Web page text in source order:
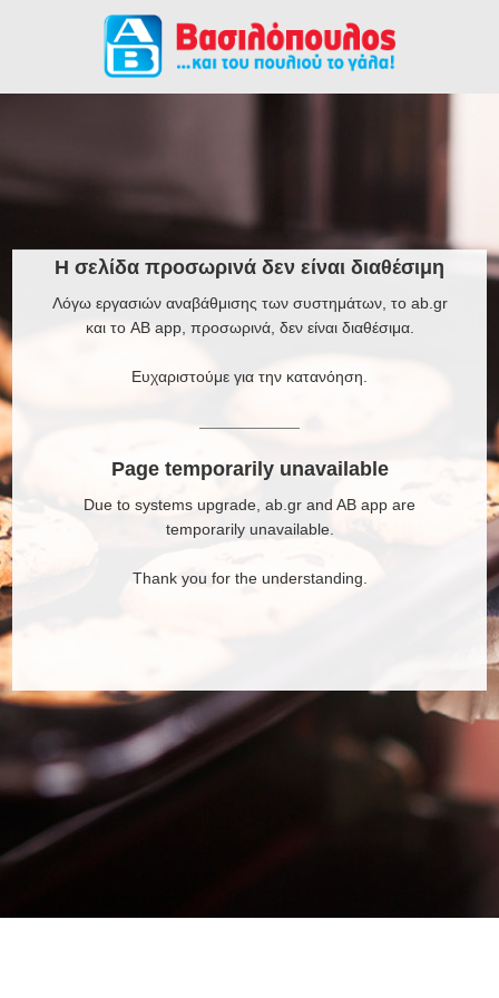
Η σελίδα προσωρινά δεν είναι διαθέσιμη
Λόγω εργασιών αναβάθμισης των συστημάτων, το ab.gr
και το AB app, προσωρινά, δεν είναι διαθέσιμα.
Ευχαριστούμε για την κατανόηση.
Page temporarily unavailable
Due to systems upgrade, ab.gr and AB app are
temporarily unavailable.
Thank you for the understanding.